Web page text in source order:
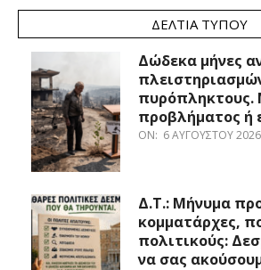
ΔΕΛΤΊΑ ΤΎΠΟΥ
Δώδεκα μήνες
πυρόπληκτους.
προβλήματος ή
ON: 6 ΑΥΓΟΎΣΤΟΥ 2026
Δ.Τ.: Μήνυμα
κομματάρχες,
πολιτικούς:
να σας